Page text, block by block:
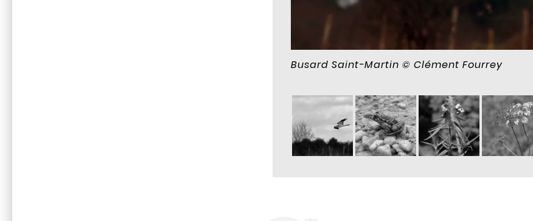
Busard Saint-Martin © Clément Fourrey